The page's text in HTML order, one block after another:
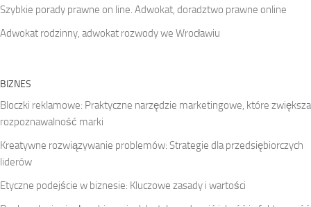
Szybkie porady prawne on line. Adwokat, doradztwo prawne online
Adwokat rodzinny, adwokat rozwody we Wrocławiu
BIZNES
Bloczki reklamowe: Praktyczne narzędzie marketingowe, które zwiększa
rozpoznawalność marki
Kreatywne rozwiązywanie problemów: Strategie dla przedsiębiorczych
liderów
Etyczne podejście w biznesie: Kluczowe zasady i wartości